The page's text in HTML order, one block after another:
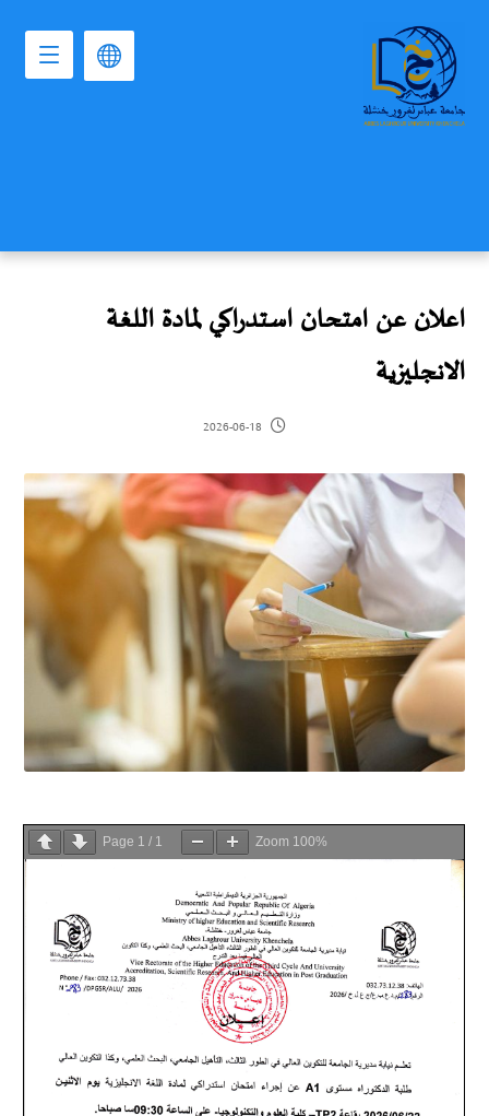
اعلان عن امتحان استدراكي لمادة اللغة
الانجليزية
2026-06-18
Page 1 / 1 Zoom 100%